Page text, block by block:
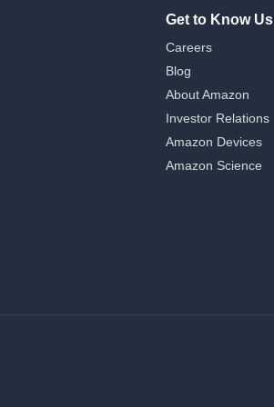
Get to Know Us
Careers
Blog
About Amazon
Investor Relations
Amazon Devices
Amazon Science